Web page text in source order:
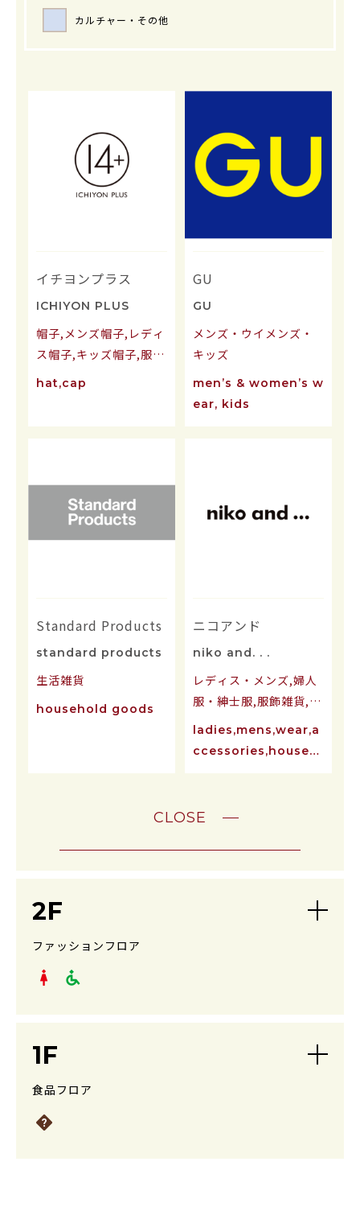
カルチャー・その他
イチヨンプラス
ICHIYON PLUS
帽子,メンズ帽子,レディ
ス帽子,キッズ帽子,服飾
雑貨
hat,cap
GU
GU
メンズ・ウイメンズ・
キッズ
men’s & women’s w
ear, kids
Standard Products
standard products
生活雑貨
household goods
ニコアンド
niko and. . .
レディス・メンズ,婦人
服・紳士服,服飾雑貨,生
活雑貨
ladies,mens,wear,a
ccessories,househ
CLOSE
2F
ファッションフロア
1F
食品フロア